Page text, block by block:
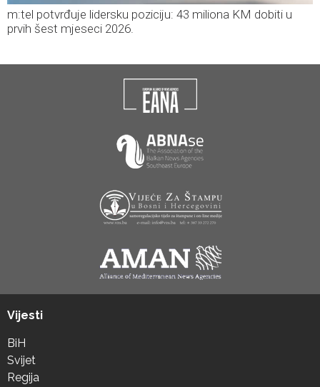
m:tel potvrđuje lidersku poziciju: 43 miliona KM dobiti u
prvih šest mjeseci 2026.
Vijesti
BiH
Svijet
Regija